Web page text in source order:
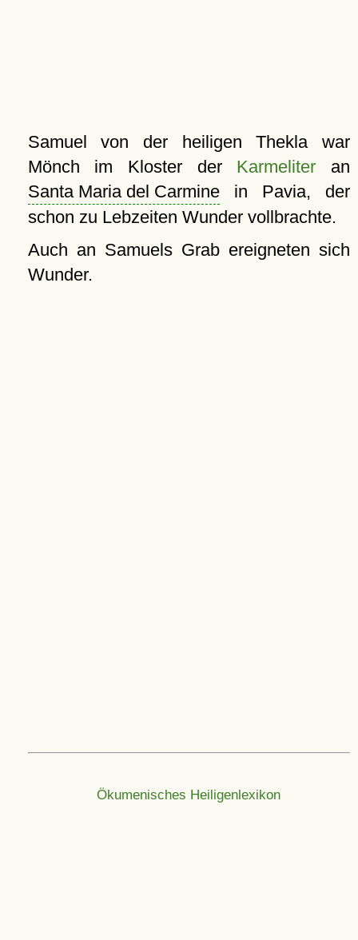
Samuel von der heiligen Thekla war
Mönch im Kloster der Karmeliter an
Santa Maria del Carminein Pavia, der
schon zu Lebzeiten Wunder vollbrachte.
Auch an Samuels Grab ereigneten sich
Wunder.
Ökumenisches Heiligenlexikon